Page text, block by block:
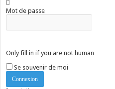
Mot de passe
Only fill in if you are not human
Se souvenir de moi